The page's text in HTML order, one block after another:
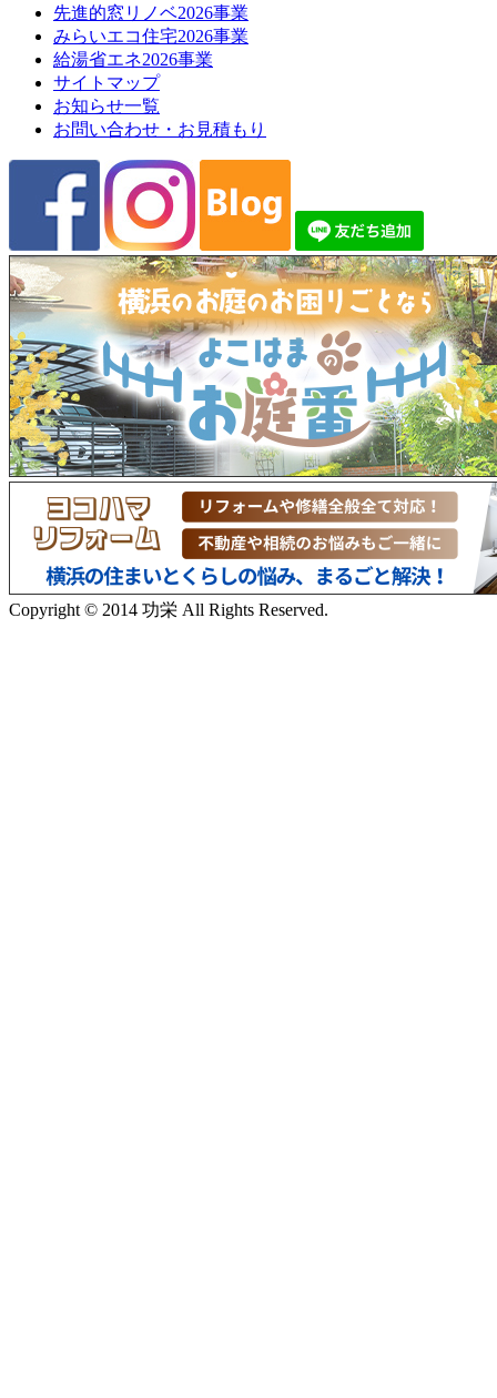
先進的窓リノベ2026事業
みらいエコ住宅2026事業
給湯省エネ2026事業
サイトマップ
お知らせ一覧
お問い合わせ・お見積もり
Copyright © 2014 功栄 All Rights Reserved.